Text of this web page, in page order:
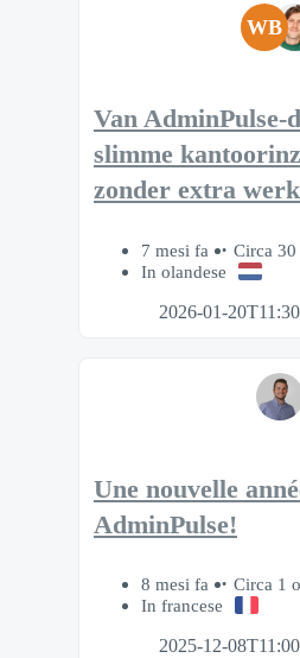
WB
Van AdminPulse-
slimme
zonder extra werk
7 mesi fa
Circa
In olandese
2026-01-
Une nouvelle
AdminPulse!
8 mesi fa
Circa 1
In francese
2025-12-